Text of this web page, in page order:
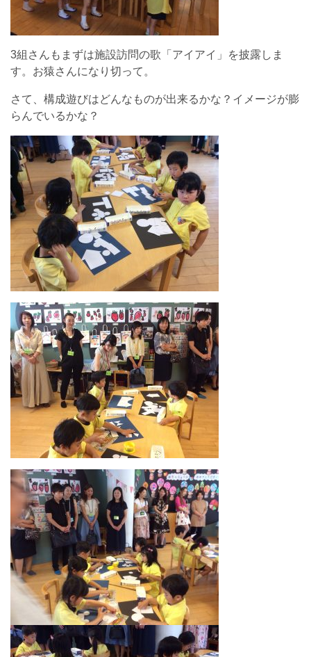
3組さんもまずは施設訪問の歌「アイアイ」を披露しま
す。お猿さんになり切って。
さて、構成遊びはどんなものが出来るかな？イメージが膨
らんでいるかな？